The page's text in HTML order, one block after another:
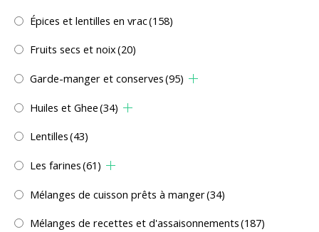
Épices et lentilles en vrac(158)
Fruits secs et noix(20)
Garde-manger et conserves(95)
Huiles et Ghee(34)
Lentilles(43)
Les farines(61)
Mélanges de cuisson prêts à manger(34)
Mélanges de recettes et d'assaisonnements(187)